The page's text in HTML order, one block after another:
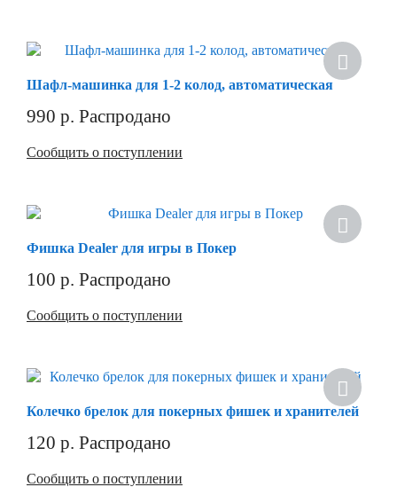
Шафл-машинка для 1-2 колод, автоматическая
990 р. Распродано
Сообщить о поступлении
Фишка Dealer для игры в Покер
100 р. Распродано
Сообщить о поступлении
Колечко брелок для покерных фишек и хранителей
120 р. Распродано
Сообщить о поступлении